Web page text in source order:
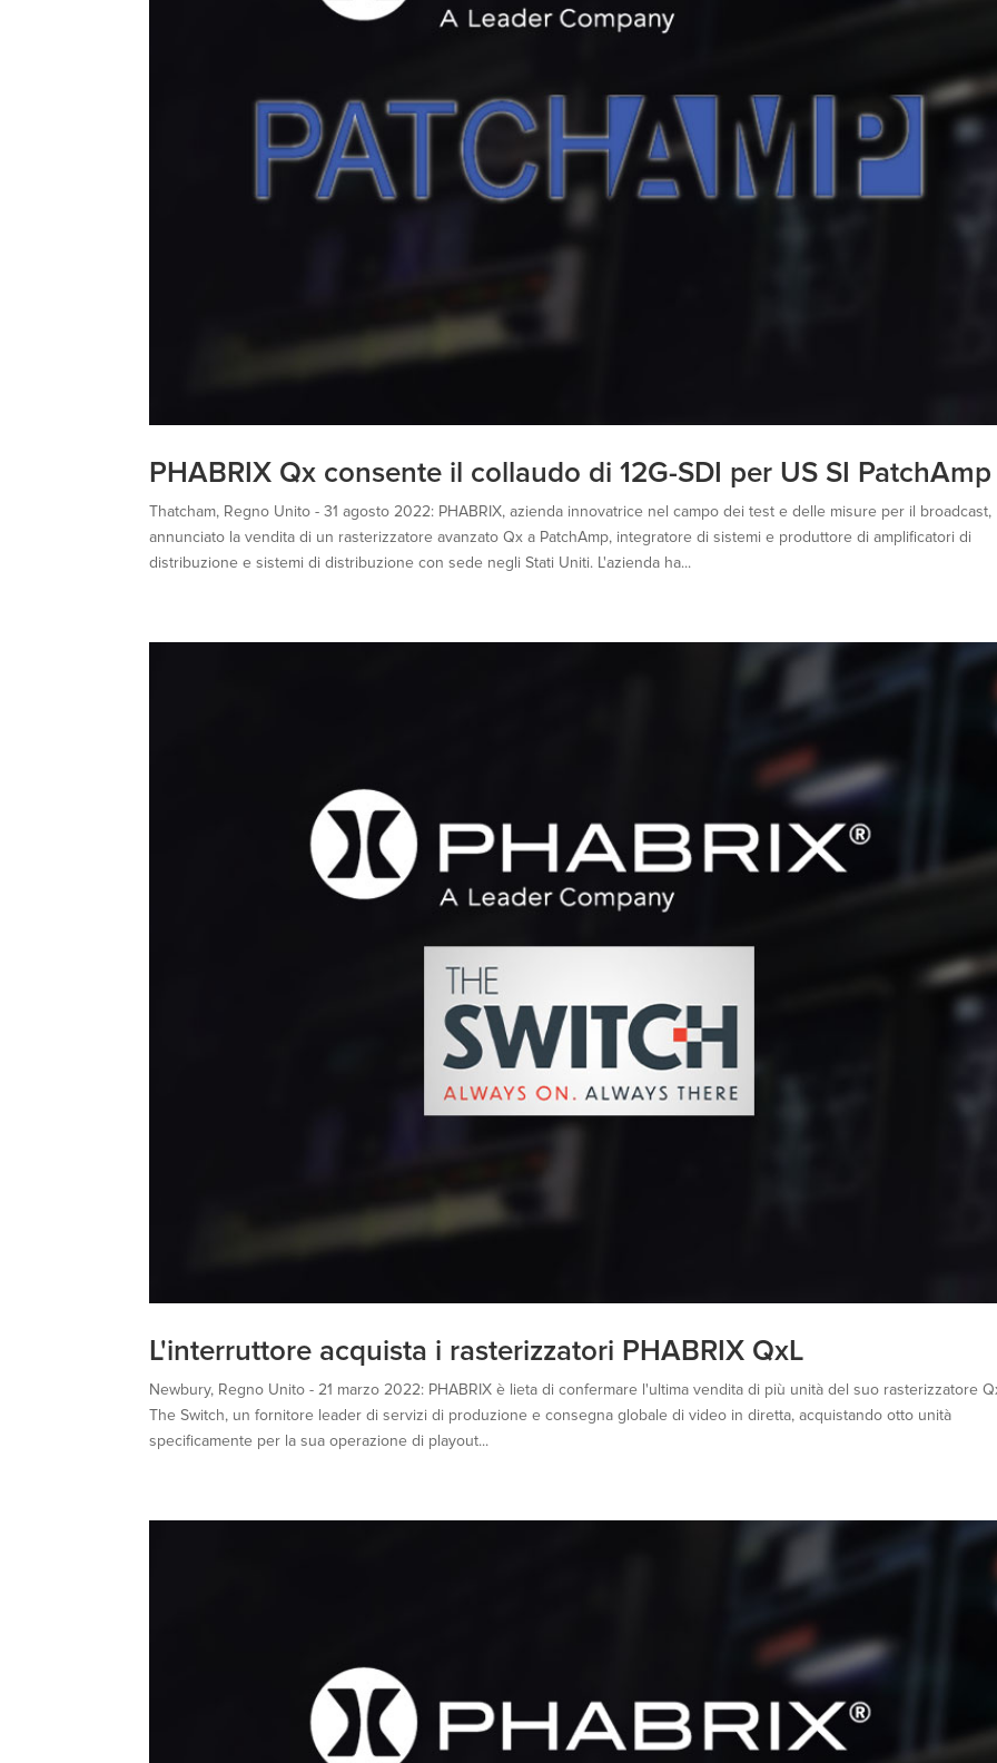
PHABRIX Qx consente il collaudo di 12G-SDI per US SI PatchAmp
Thatcham, Regno Unito - 31 agosto 2022: PHABRIX, azienda innovatrice nel campo dei test e delle misure per il broadcast,
annunciato la vendita di un rasterizzatore avanzato Qx a PatchAmp, integratore di sistemi e produttore di amplificatori di
distribuzione e sistemi di distribuzione con sede negli Stati Uniti. L'azienda ha...
L'interruttore acquista i rasterizzatori PHABRIX QxL
Newbury, Regno Unito - 21 marzo 2022: PHABRIX è lieta di confermare l'ultima vendita di più unità del suo rasterizzatore
The Switch, un fornitore leader di servizi di produzione e consegna globale di video in diretta, acquistando otto unità
specificamente per la sua operazione di playout...